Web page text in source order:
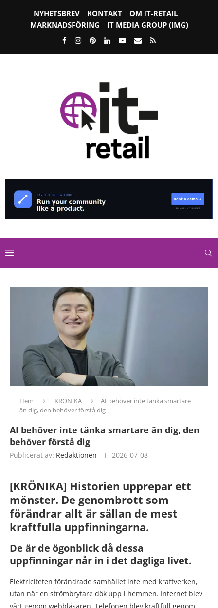
NYHETSBREV KONTAKT
OM IT-RETAIL
MARKNADSFÖRING
IT MEDIA GROUP (IMG)
Hem KRÖNIKA
AI behöver inte tänka smartare
än dig, den behöver förstå dig
AI behöver inte tänka smartare än dig, den
behöver förstå dig
Publicerat av: Redaktionen 2026-07-08
[KRÖNIKA] Historien upprepar ett
mönster. De genombrott som
förändrar allt är sällan de mest
kraftfulla uppfinningarna.
De är de ögonblick då dessa
uppfinningar når in i det dagliga livet.
Elektriciteten förändrade samhället inte med kraftverken,
utan när en strömbrytare dök upp i hemmen. Internet blev
vårt genom webbläsaren. Telefonen blev kraftfull genom